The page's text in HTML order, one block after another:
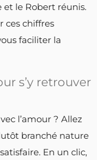
et le Robert réunis.
ces chiffres
faciliter la
s’y retrouver
l’amour ? Allez
branché nature
En un clic,